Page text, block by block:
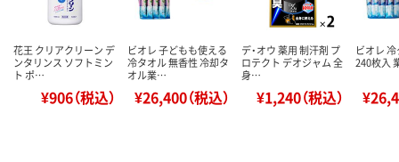
花王 クリアクリーン デ
ンタリンス ソフトミン
ト ポ…
¥906（税込）
ビオレ 子どもも使える
冷タオル 無香性 冷却タ
オル業…
¥26,400（税込）
デ・オウ 薬用 制汗剤 プ
ロテクト デオジャム 全
身…
¥1,240（税込）
ビオレ
240枚入